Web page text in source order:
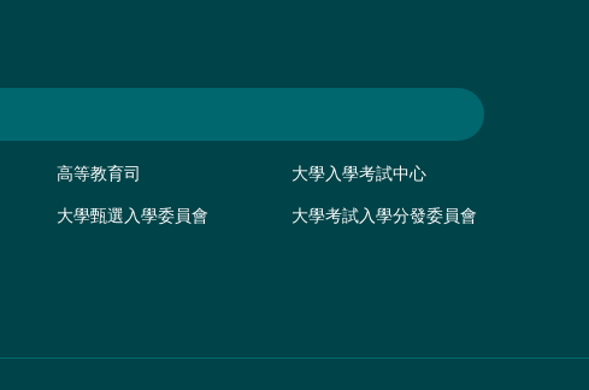
高等教育司 大學入學考試中心
大學甄選入學委員會 大學考試入學分發委員會